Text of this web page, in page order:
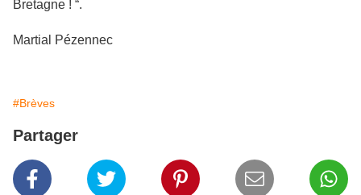
Bretagne ! “.
Martial Pézennec
#Brèves
Partager